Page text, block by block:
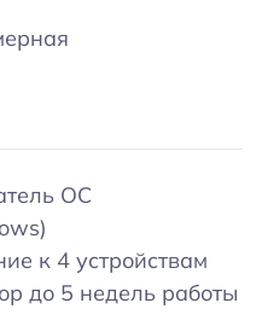
ОС
к 4 устройствам
до 5 недель работы